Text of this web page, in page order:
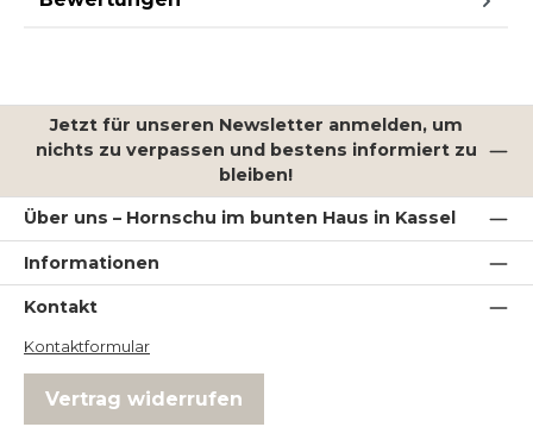
Jetzt für unseren Newsletter anmelden, um
nichts zu verpassen und bestens informiert zu
bleiben!
Über uns – Hornschu im bunten Haus in Kassel
Informationen
Kontakt
Kontaktformular
Vertrag widerrufen